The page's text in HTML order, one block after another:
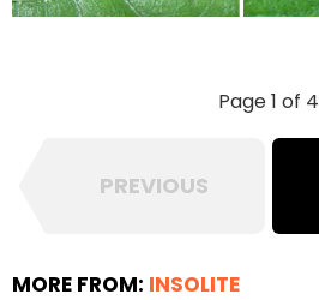
Page 1 of 4
PREVIOUS
MORE FROM: INSOLITE